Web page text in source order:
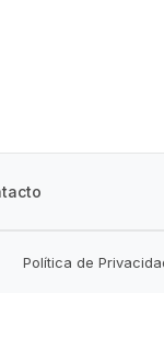
Política de